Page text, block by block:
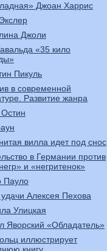
Джоан Харрис
Джоли
«35 кило
Пикуль
в современной
Развитие жанра
вилла идет под снос
в Германии против
и «негритенок»
Пауло
Алексея Пехова
Улицкая
Яворский «Обладатель»
иллюстрирует